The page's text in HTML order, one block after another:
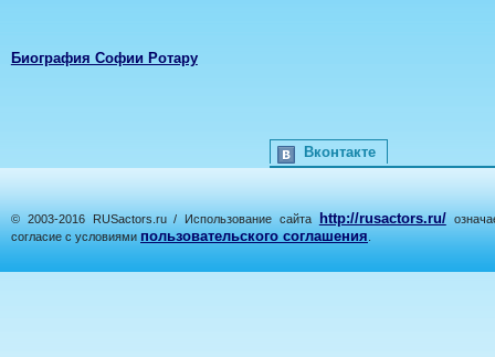
Биография Софии Ротару
Вконтакте
© 2003-2016 RUSactors.ru / Использование сайта http://rusactors.ru/
согласие с условиями пользовательского соглашения